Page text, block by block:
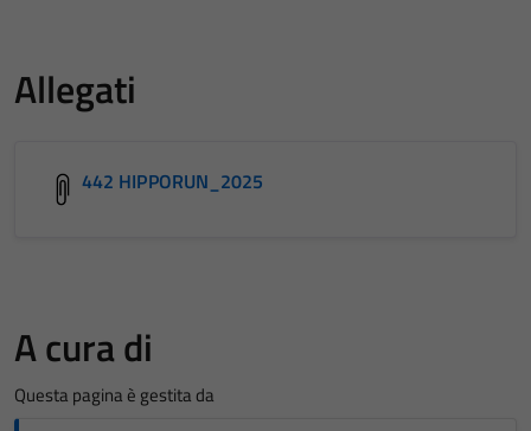
Allegati
442 HIPPORUN_2025
A cura di
Questa pagina è gestita da